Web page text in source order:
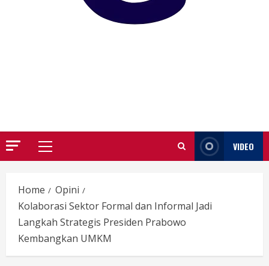
Primary
VIDEO
Home
Opini
Kolaborasi Sektor Formal dan Informal Jadi
Langkah Strategis Presiden Prabowo
Kembangkan UMKM